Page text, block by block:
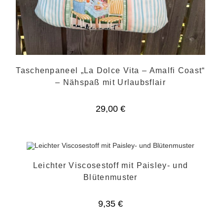
Taschenpaneel „La Dolce Vita – Amalfi Coast“
– Nähspaß mit Urlaubsflair
29,00 €
Leichter Viscosestoff mit Paisley- und
Blütenmuster
9,35 €